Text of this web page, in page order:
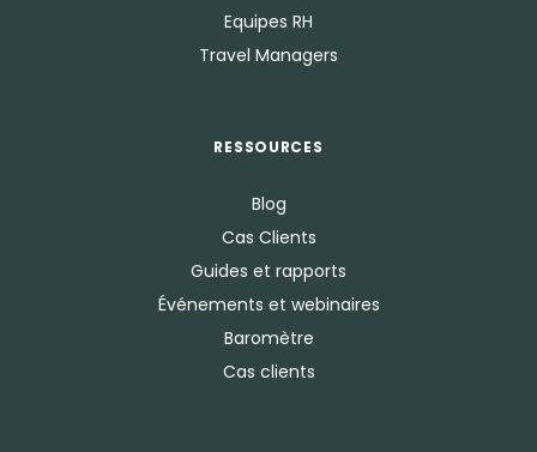
Equipes RH
Travel Managers
RESSOURCES
Blog
Cas Clients
Guides et rapports
Événements et webinaires
Baromètre
Cas clients